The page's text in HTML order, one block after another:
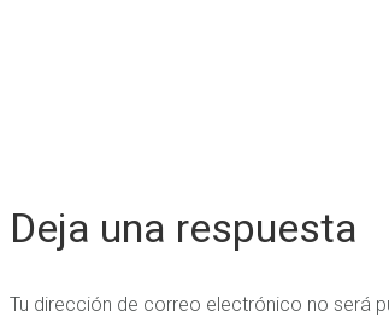
Deja una respuesta
Tu dirección de correo electrónico no será